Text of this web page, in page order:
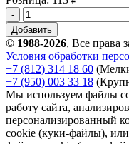
Добавить
© 1988-2026, Все права
Условия обработки
+7 (812) 314 18 60
+7 (950) 003 33 18
Мы используем файлы
работу сайта,
персонализированный
cookie (куки-файлы), или